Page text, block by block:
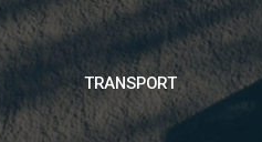
TRANSPORT